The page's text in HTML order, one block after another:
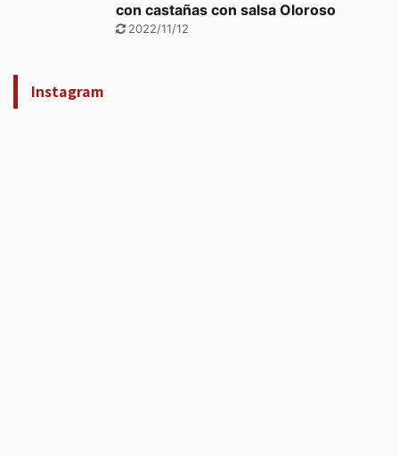
con castañas con salsa Oloroso
2022/11/12
Instagram